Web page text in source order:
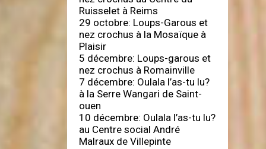
Ruisselet à Reims
29 octobre: Loups-Garous et
nez crochus à la Mosaïque à
Plaisir
5 décembre: Loups-garous et
nez crochus à Romainville
7 décembre: Oulala l’as-tu lu?
à la Serre Wangari de Saint-
ouen
10 décembre: Oulala l’as-tu lu?
au Centre social André
Malraux de Villepinte